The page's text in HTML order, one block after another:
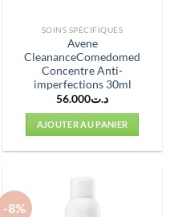
SOINS SPÉCIFIQUES
Avene
CleananceComedomed
Concentre Anti-
imperfections 30ml
د.ت56.000
AJOUTER AU PANIER
-8%